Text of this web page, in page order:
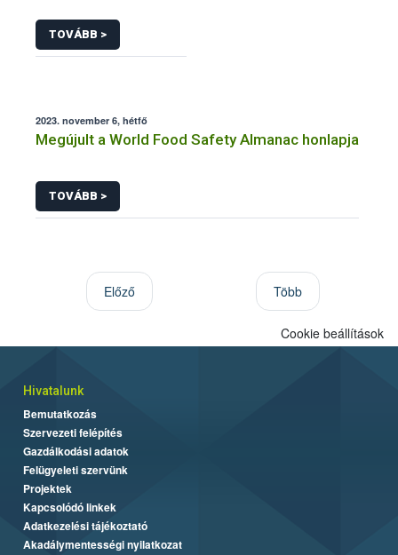
TOVÁBB >
2023. november 6, hétfő
Megújult a World Food Safety Almanac honlapja
TOVÁBB >
Előző Több
Cookie beállítások
Hivatalunk
Bemutatkozás
Szervezeti felépítés
Gazdálkodási adatok
Felügyeleti szervünk
Projektek
Kapcsolódó linkek
Adatkezelési tájékoztató
Akadálymentességi nyilatkozat